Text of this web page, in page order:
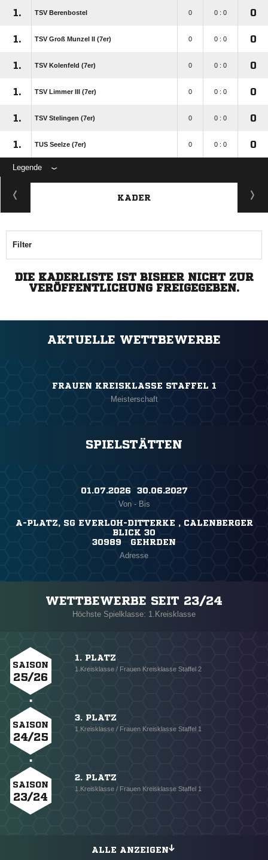
1. TSV Berenbostel 0 0 : 0 0
1. TSV Groß Munzel II (7er) 0 0 : 0 0
1. TSV Kolenfeld (7er) 0 0 : 0 0
1. TSV Limmer III (7er) 0 0 : 0 0
1. TSV Stelingen (7er) 0 0 : 0 0
1. TUS Seelze (7er) 0 0 : 0 0
Legende
KADER
Filter
DIE KADERLISTE IST BISHER NICHT ZUR
VERÖFFENTLICHUNG FREIGEGEBEN.
AKTUELLE WETTBEWERBE
FRAUEN KREISKLASSE STAFFEL 1
Meisterschaft
SPIELSTÄTTEN
01.07.2026 ​ 30.06.2027
Von - Bis
A-PLATZ, SG EVERLOH-DITTERKE , CALENBERGER
BLICK 30
30989 GEHRDEN
Adresse
WETTBEWERBE SEIT 23/24
Höchste Spielklasse: 1.Kreisklasse
SAISON
25/26
1. PLATZ
1.Kreisklasse / Frauen Kreisklasse Staffel 2
SAISON
24/25
3. PLATZ
1.Kreisklasse / Frauen Kreisklasse Staffel 1
SAISON
23/24
2. PLATZ
1.Kreisklasse / Frauen Kreisklasse Staffel 1
ALLE ANZEIGEN